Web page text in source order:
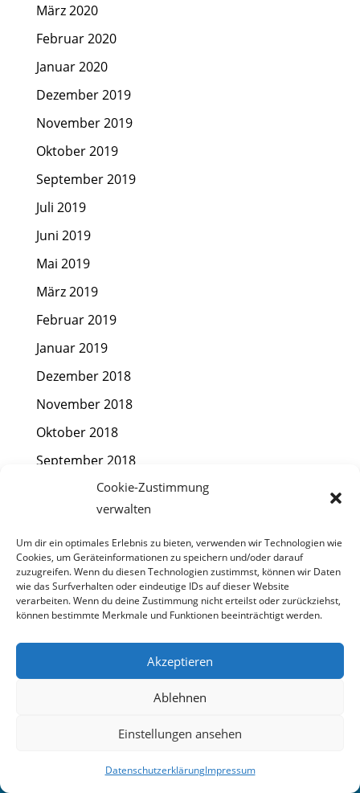
Cookie-Zustimmung
verwalten
Um dir ein optimales Erlebnis zu bieten, verwenden wir Technologien wie
Cookies, um Geräteinformationen zu speichern und/oder darauf
zuzugreifen. Wenn du diesen Technologien zustimmst, können wir Daten
wie das Surfverhalten oder eindeutige IDs auf dieser Website
verarbeiten. Wenn du deine Zustimmung nicht erteilst oder zurückziehst,
können bestimmte Merkmale und Funktionen beeinträchtigt werden.
Akzeptieren
Ablehnen
Einstellungen ansehen
DatenschutzerklärungImpressum
März 2020
Februar 2020
Januar 2020
Dezember 2019
November 2019
Oktober 2019
September 2019
Juli 2019
Juni 2019
Mai 2019
März 2019
Februar 2019
Januar 2019
Dezember 2018
November 2018
Oktober 2018
September 2018
August 2018
Juni 2018
Mai 2018
April 2018
Januar 2018
November 2017
Oktober 2017  